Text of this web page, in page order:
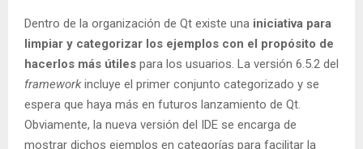
Dentro de la organización de Qt existe una iniciativa para
limpiar y categorizar los ejemplos con el propósito de
hacerlos más útiles para los usuarios. La versión 6.5.2 del
frameworkincluye el primer conjunto categorizado y se
espera que haya más en futuros lanzamiento de Qt.
Obviamente, la nueva versión del IDE se encarga de
mostrar dichos ejemplos en categorías para facilitar la